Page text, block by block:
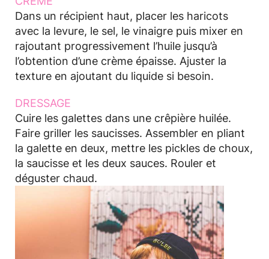
Dans un récipient haut, placer les haricots
avec la levure, le sel, le vinaigre puis mixer en
rajoutant progressivement l’huile jusqu’à
l’obtention d’une crème épaisse. Ajuster la
texture en ajoutant du liquide si besoin.
DRESSAGE
Cuire les galettes dans une crêpière huilée.
Faire griller les saucisses. Assembler en pliant
la galette en deux, mettre les pickles de choux,
la saucisse et les deux sauces. Rouler et
déguster chaud.